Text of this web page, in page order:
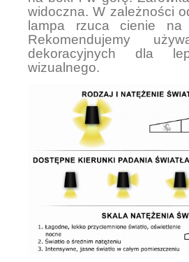
widoczna. W zależności
lampa rzuca cienie
Rekomendujemy
dekoracyjnych dla
wizualnego.